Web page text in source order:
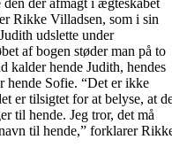
Rikke Villadsen, som i sin
udslette under
af bogen støder man på to
kalder hende Judith, hendes
hende Sofie. “Det er ikke
er tilsigtet for at belyse, at
til hende. Jeg tror, det må
til hende,” forklarer